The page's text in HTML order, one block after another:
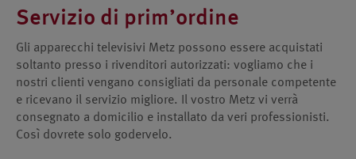
Servizio di prim’ordine
Gli apparecchi televisivi Metz possono essere acquistati
soltanto presso i rivenditori autorizzati: vogliamo che i
nostri clienti vengano consigliati da personale competente
e ricevano il servizio migliore. Il vostro Metz vi verrà
consegnato a domicilio e installato da veri professionisti.
Così dovrete solo godervelo.